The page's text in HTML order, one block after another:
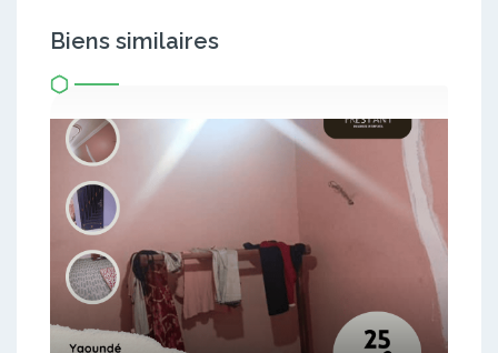
Biens similaires